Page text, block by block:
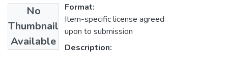
No
Thumbnail
Available
Format:
Item-specific license agreed
upon to submission
Description: